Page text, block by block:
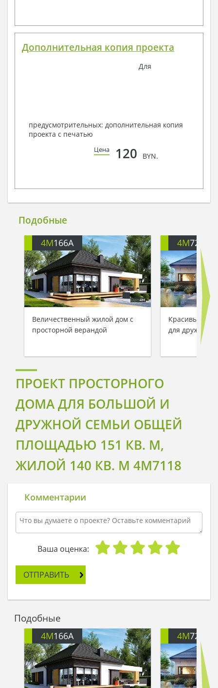
Дополнительная копия проекта
Для
предусмотрительных: дополнительная копия
проекта с печатью
Цена 120 BYN.
Подобные
4M166A
Величественный жилой дом с
просторной верандой
4M722
Красивый
для дружной
ПРОЕКТ ПРОСТОРНОГО
ДОМА ДЛЯ БОЛЬШОЙ И
ДРУЖНОЙ СЕМЬИ ОБЩЕЙ
ПЛОЩАДЬЮ 151 КВ. М,
ЖИЛОЙ 140 КВ. М 4M7118
Комментарии
Ваша оценка:
ОТПРАВИТЬ
Подобные
4M166A 4M722